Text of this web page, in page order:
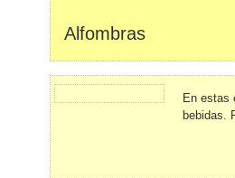
Alfombras
En estas
bebidas.